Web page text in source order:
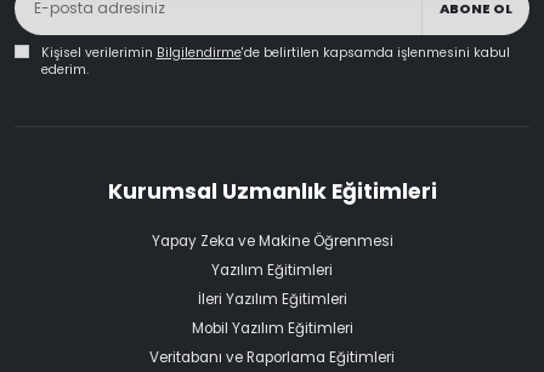
ABONE OL
Kişisel verilerimin Bilgilendirme'de belirtilen kapsamda işlenmesini kabul
ederim.
Kurumsal Uzmanlık Eğitimleri
Yapay Zeka ve Makine Öğrenmesi
Yazılım Eğitimleri
İleri Yazılım Eğitimleri
Mobil Yazılım Eğitimleri
Veritabanı ve Raporlama Eğitimleri